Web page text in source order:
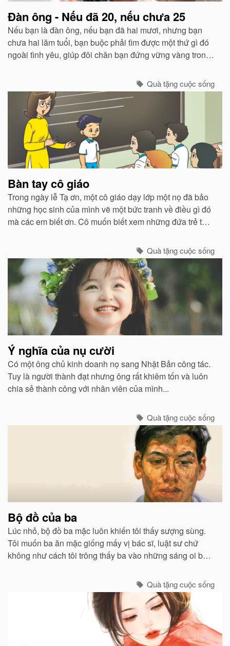
Đàn ông - Nếu đã 20, nếu chưa 25
Nếu bạn là đàn ông, nếu bạn đã hai mươi, nhưng bạn
chưa hai lăm tuổi, bạn buộc phải tìm được một thứ gì đó
ngoài tình yêu, giúp đôi chân bạn đứng vững vàng trong
Quà tặng cuộc sống
Bàn tay cô giáo
Trong ngày lễ Tạ ơn, một cô giáo dạy lớp một nọ đã bảo
những học sinh của mình vẽ một bức tranh về điều gì đó
mà các em biết ơn. Cô muốn biết xem những đứa trẻ từ
Quà tặng cuộc sống
Ý nghĩa của nụ cười
Có một ông chủ kinh doanh nọ sang Nhật Bản công tác.
Tuy là người thành đạt nhưng ông rất khiêm tốn và luôn
chia sẻ thành công với nhân viên của mình...
Quà tặng cuộc sống
Bộ đồ của ba
Lúc nhỏ, bộ đồ ba mặc luôn khiến tôi thấy sượng sùng.
Tôi muốn ba ăn mặc giống mấy vị bác sĩ, luật sư chứ
không như cách tôi trông thấy ba vào những sáng oi bức
Quà tặng cuộc sống